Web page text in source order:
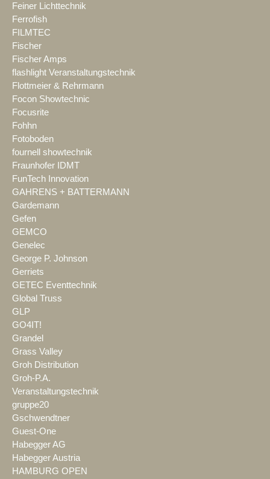
Feiner Lichttechnik
Ferrofish
FILMTEC
Fischer
Fischer Amps
flashlight Veranstaltungstechnik
Flottmeier & Rehrmann
Focon Showtechnic
Focusrite
Fohhn
Fotoboden
fournell showtechnik
Fraunhofer IDMT
FunTech Innovation
GAHRENS + BATTERMANN
Gardemann
Gefen
GEMCO
Genelec
George P. Johnson
Gerriets
GETEC Eventtechnik
Global Truss
GLP
GO4IT!
Grandel
Grass Valley
Groh Distribution
Groh-P.A.
Veranstaltungstechnik
gruppe20
Gschwendtner
Guest-One
Habegger AG
Habegger Austria
HAMBURG OPEN